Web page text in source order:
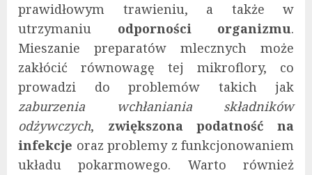
prawidłowym trawieniu, a także w
utrzymaniu odporności organizmu.
Mieszanie preparatów mlecznych może
zakłócić równowagę tej mikroflory, co
prowadzi do problemów takich jak
zaburzenia wchłaniania składników
odżywczych, zwiększona podatność na
infekcje oraz problemy z funkcjonowaniem
układu pokarmowego. Warto również